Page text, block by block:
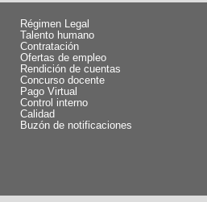
Régimen Legal
Talento humano
Contratación
Ofertas de empleo
Rendición de cuentas
Concurso docente
Pago Virtual
Control interno
Calidad
Buzón de notificaciones